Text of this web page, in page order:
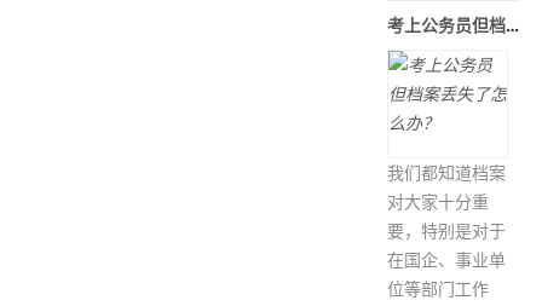
考上公务员但档案丢失了怎么办？
我们都知道档案
对大家十分重
要，特别是对于
在国企、事业单
位等部门工作